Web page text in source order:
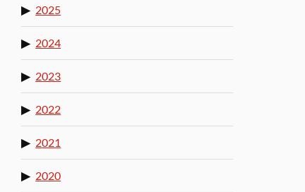
2025
2024
2023
2022
2021
2020